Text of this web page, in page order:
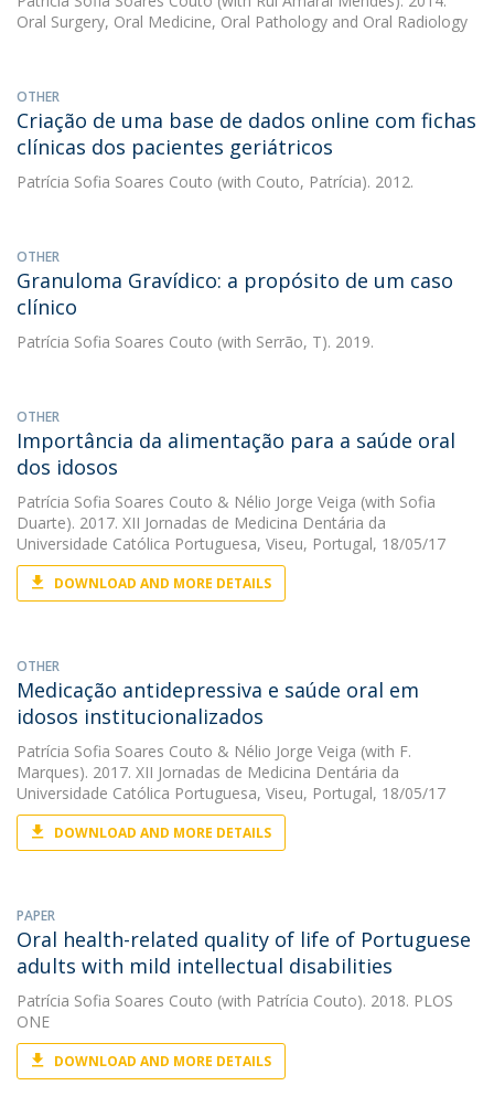
Oral Surgery, Oral Medicine, Oral Pathology and Oral Radiology
OTHER
Criação de uma base de dados online com fichas
clínicas dos pacientes geriátricos
Patrícia Sofia Soares Couto (with Couto, Patrícia). 2012.
OTHER
Granuloma Gravídico: a propósito de um caso
clínico
Patrícia Sofia Soares Couto (with Serrão, T). 2019.
OTHER
Importância da alimentação para a saúde oral
dos idosos
Patrícia Sofia Soares Couto & Nélio Jorge Veiga (with Sofia
Duarte). 2017. XII Jornadas de Medicina Dentária da
Universidade Católica Portuguesa, Viseu, Portugal, 18/05/17
DOWNLOAD AND MORE DETAILS
OTHER
Medicação antidepressiva e saúde oral em
idosos institucionalizados
Patrícia Sofia Soares Couto & Nélio Jorge Veiga (with F.
Marques). 2017. XII Jornadas de Medicina Dentária da
Universidade Católica Portuguesa, Viseu, Portugal, 18/05/17
DOWNLOAD AND MORE DETAILS
PAPER
Oral health-related quality of life of Portuguese
adults with mild intellectual disabilities
Patrícia Sofia Soares Couto (with Patrícia Couto). 2018. PLOS
ONE
DOWNLOAD AND MORE DETAILS